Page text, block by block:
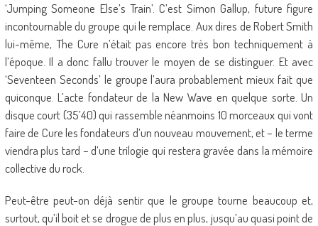
‘Jumping Someone Else’s Train’. C’est Simon Gallup, future figure
incontournable du groupe qui le remplace. Aux dires de Robert Smith
lui-même, The Cure n’était pas encore très bon techniquement à
l’époque. Il a donc fallu trouver le moyen de se distinguer. Et avec
‘Seventeen Seconds’ le groupe l’aura probablement mieux fait que
quiconque. L’acte fondateur de la New Wave en quelque sorte. Un
disque court (35’40) qui rassemble néanmoins 10 morceaux qui vont
faire de Cure les fondateurs d’un nouveau mouvement, et – le terme
viendra plus tard – d’une trilogie qui restera gravée dans la mémoire
collective du rock.
Peut-être peut-on déjà sentir que le groupe tourne beaucoup et,
surtout, qu’il boit et se drogue de plus en plus, jusqu’au quasi point de